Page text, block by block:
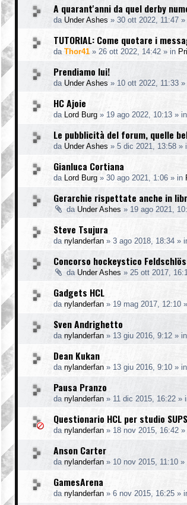
A quarant'anni da quel derby
da Under Ashes » 30 ott 2022, 11:47 »
TUTORIAL: Come quotare i
da Thor41 » 26 ott 2022, 14:42 » in
Prendiamo lui!
da Under Ashes » 10 ott 2022, 11:33 »
HC Ajoie
da Lord Burg » 19 ago 2022, 10:13 » in
Le pubblicità del forum, quelle
da Under Ashes » 5 dic 2021, 13:58 »
Gianluca Cortiana
da Lord Burg » 30 ago 2021, 1:06 » in
Gerarchie rispettate anche in
da Under Ashes » 19 ago 2021,
Steve Tsujura
da nylanderfan » 3 ago 2018, 18:34 »
Concorso hockeystico
da Under Ashes » 25 ott 2017,
Gadgets HCL
da nylanderfan » 19 mag 2017, 12:10
Sven Andrighetto
da nylanderfan » 13 giu 2016, 9:12 » in
Dean Kukan
da nylanderfan » 13 giu 2016, 9:10 » in
Pausa Pranzo
da nylanderfan » 11 dic 2015, 16:22 »
Questionario HCL per studio
da nylanderfan » 18 nov 2015, 16:42 »
Anson Carter
da nylanderfan » 10 nov 2015, 11:10 »
GamesArena
da nylanderfan » 6 nov 2015, 16:25 »